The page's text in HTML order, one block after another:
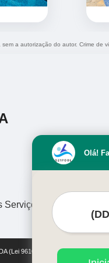
a autorização do autor. Crime de
Serviços
(Lei 9610 de 19/02/1998)
Olá!